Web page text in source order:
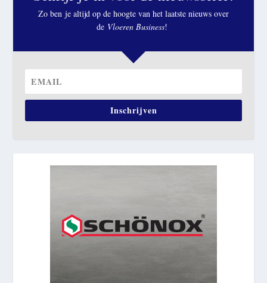
Zo ben je altijd op de hoogte van het laatste nieuws over
de Vloeren Business!
Inschrijven